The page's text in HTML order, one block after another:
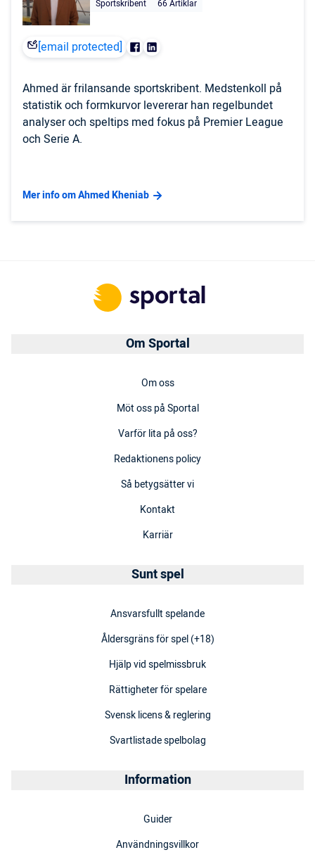
Sportskribent 66 Artiklar
[email protected]
Ahmed är frilansande sportskribent. Medstenkoll på
statistik och formkurvor levererar han regelbundet
analyser och speltips med fokus på Premier League
och Serie A.
Mer info om Ahmed Kheniab
Om Sportal
Om oss
Möt oss på Sportal
Varför lita på oss?
Redaktionens policy
Så betygsätter vi
Kontakt
Karriär
Sunt spel
Ansvarsfullt spelande
Åldersgräns för spel (+18)
Hjälp vid spelmissbruk
Rättigheter för spelare
Svensk licens & reglering
Svartlistade spelbolag
Information
Guider
Användningsvillkor